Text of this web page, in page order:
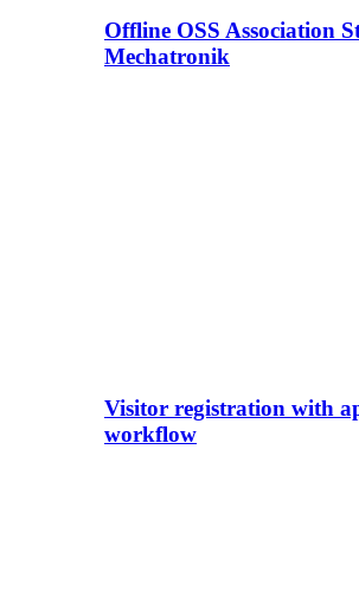
Offline OSS Association
Mechatronik
Visitor registration with
workflow